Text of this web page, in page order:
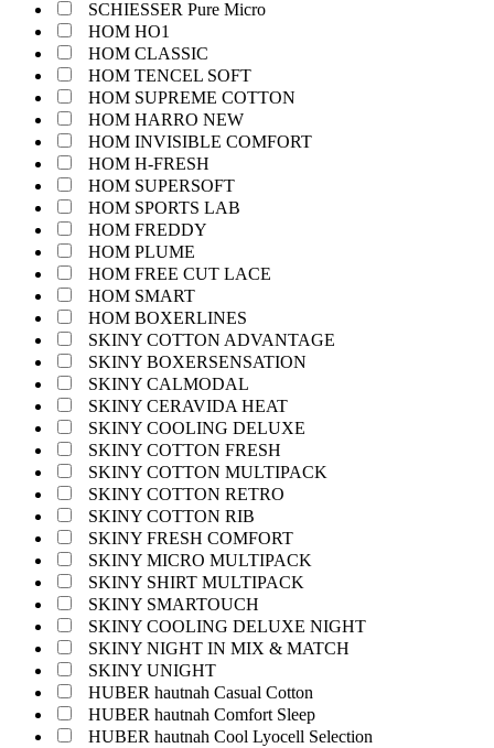
SCHIESSER Pure Micro
HOM HO1
HOM CLASSIC
HOM TENCEL SOFT
HOM SUPREME COTTON
HOM HARRO NEW
HOM INVISIBLE COMFORT
HOM H-FRESH
HOM SUPERSOFT
HOM SPORTS LAB
HOM FREDDY
HOM PLUME
HOM FREE CUT LACE
HOM SMART
HOM BOXERLINES
SKINY COTTON ADVANTAGE
SKINY BOXERSENSATION
SKINY CALMODAL
SKINY CERAVIDA HEAT
SKINY COOLING DELUXE
SKINY COTTON FRESH
SKINY COTTON MULTIPACK
SKINY COTTON RETRO
SKINY COTTON RIB
SKINY FRESH COMFORT
SKINY MICRO MULTIPACK
SKINY SHIRT MULTIPACK
SKINY SMARTOUCH
SKINY COOLING DELUXE NIGHT
SKINY NIGHT IN MIX & MATCH
SKINY UNIGHT
HUBER hautnah Casual Cotton
HUBER hautnah Comfort Sleep
HUBER hautnah Cool Lyocell Selection